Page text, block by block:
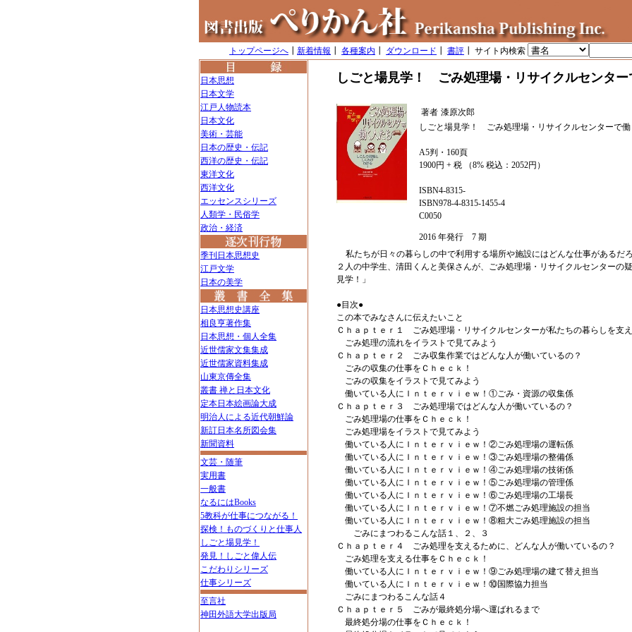
トップページへ 新着情報 各種案内 ダウンロード 書評 ┃ サイト内検索
日本思想
日本文学
江戸人物読本
日本文化
美術・芸能
日本の歴史・伝記
西洋の歴史・伝記
東洋文化
西洋文化
エッセンスシリーズ
人類学・民俗学
政治・経済
季刊日本思想史
江戸文学
日本の美学
日本思想史講座
相良亨著作集
日本思想・個人全集
近世儒家文集集成
近世儒家資料集成
山東京傳全集
叢書 禅と日本文化
定本日本絵画論大成
明治人による近代朝鮮論
新訂日本名所図会集
新聞資料
文芸・随筆
実用書
一般書
なるにはBooks
5教科が仕事につながる！
探検！ものづくりと仕事人
しごと場見学！
発見！しごと偉人伝
こだわりシリーズ
仕事シリーズ
至言社
神田外語大学出版局
しごと場見学！ ごみ処理場・リサイクルセンター
著者 漆原次郎
しごと場見学！ ごみ処理場・リサイクルセンターで
A5判・160頁
1900円 + 税 （8% 税込：2052円）
ISBN4-8315-
ISBN978-4-8315-1455-4
C0050
2016 年発行 7 期
私たちが日々の暮らしの中で利用する場所や施設にはどんな仕事があるだ
２人の中学生、清田くんと美保さんが、ごみ処理場・リサイクルセンターの
見学！」
●目次●
この本でみなさんに伝えたいこと
Ｃｈａｐｔｅｒ１ ごみ処理場・リサイクルセンターが私たちの暮らしを支
ごみ処理の流れをイラストで見てみよう
Ｃｈａｐｔｅｒ２ ごみ収集作業ではどんな人が働いているの？
ごみの収集の仕事をＣｈｅｃｋ！
ごみの収集をイラストで見てみよう
働いている人にＩｎｔｅｒｖｉｅｗ！①ごみ・資源の収集係
Ｃｈａｐｔｅｒ３ ごみ処理場ではどんな人が働いているの？
ごみ処理場の仕事をＣｈｅｃｋ！
ごみ処理場をイラストで見てみよう
働いている人にＩｎｔｅｒｖｉｅｗ！②ごみ処理場の運転係
働いている人にＩｎｔｅｒｖｉｅｗ！③ごみ処理場の整備係
働いている人にＩｎｔｅｒｖｉｅｗ！④ごみ処理場の技術係
働いている人にＩｎｔｅｒｖｉｅｗ！⑤ごみ処理場の管理係
働いている人にＩｎｔｅｒｖｉｅｗ！⑥ごみ処理場の工場長
働いている人にＩｎｔｅｒｖｉｅｗ！⑦不燃ごみ処理施設の担当
働いている人にＩｎｔｅｒｖｉｅｗ！⑧粗大ごみ処理施設の担当
ごみにまつわるこんな話１、２、３
Ｃｈａｐｔｅｒ４ ごみ処理を支えるために、どんな人が働いているの？
ごみ処理を支える仕事をＣｈｅｃｋ！
働いている人にＩｎｔｅｒｖｉｅｗ！⑨ごみ処理場の建て替え担当
働いている人にＩｎｔｅｒｖｉｅｗ！⑩国際協力担当
ごみにまつわるこんな話４
Ｃｈａｐｔｅｒ５ ごみが最終処分場へ運ばれるまで
最終処分場の仕事をＣｈｅｃｋ！